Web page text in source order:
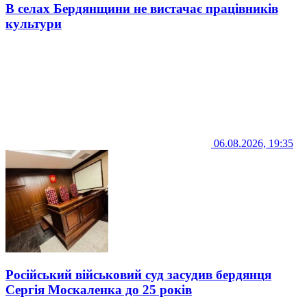
В селах Бердянщини не вистачає працівників
культури
06.08.2026, 19:35
Російський військовий суд засудив бердянця
Сергія Москаленка до 25 років